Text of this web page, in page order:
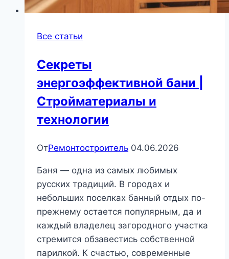
Все статьи
Секреты
энергоэффективной бани |
Стройматериалы и
технологии
ОтРемонтостроитель 04.06.2026
Баня — одна из самых любимых
русских традиций. В городах и
небольших поселках банный отдых по-
прежнему остается популярным, да и
каждый владелец загородного участка
стремится обзавестись собственной
парилкой. К счастью, современные